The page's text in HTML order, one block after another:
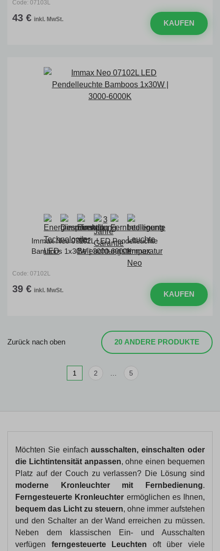
Code: 07103L
43 € inkl. MwSt. KAUFEN
Immax Neo 07102L LED Pendelleuchte
Bamboos 1x30W | 3000-6000K
Code: 07102L
39 € inkl. MwSt. KAUFEN
Zurück nach oben 20 ANDERE PRODUKTE
2 5
Möchten Sie einfachausschalten, einschalten oder
die Lichtintensität anpassen, ohne einen bequemen
Platz auf der Couch zu verlassen? Die Lösung sind
moderne Kronleuchter mit Fernbedienung.
Ferngesteuerte Kronleuchter ermöglichen es Ihnen,
bequem das Licht zu steuern, ohne immer aufstehen
und den Schalter an der Wand erreichen zu müssen.
Neben dem klassischen Ein- und Ausschalten
verfügen ferngesteuerte Leuchten oft über viele